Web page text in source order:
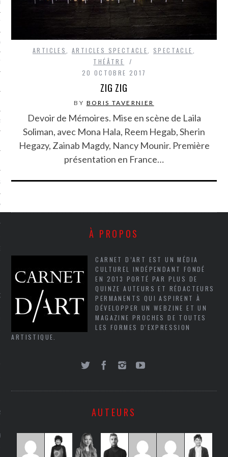
GUERRE
EN VOD
ARTICLES ARTICLES SPECTACLE SPECTACLE
THÉÂTRE
20 OCTOBRE 2017
ZIG ZIG
BY BORIS TAVERNIER
Devoir de Mémoires. Mise en scène de Laila
Soliman, avec Mona Hala, Reem Hegab, Sherin
Hegazy, Zainab Magdy, Nancy Mounir. Première
présentation en France…
À PROPOS
CARNET D’ART EST UN MÉDIA
CULTUREL INDÉPENDANT FONDÉ
EN 2013 PORTÉ PAR PLUS DE
QUINZE AUTEURS ET RÉDACTEURS
PERMANENTS QUI ASPIRENT À
DÉVELOPPER UN WEBZINE ET UN
MAGAZINE PROCHES DE TOUTES
LES FORMES D'EXPRESSION
ARTISTIQUE.
AUTEURS